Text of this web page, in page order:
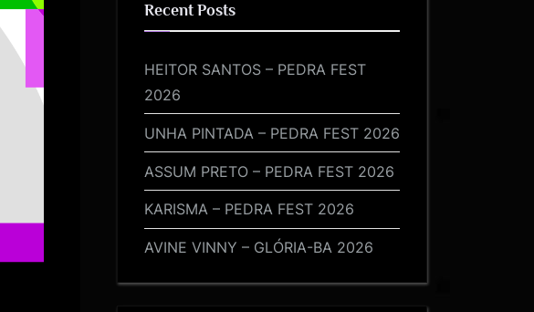
Recent Posts
HEITOR SANTOS – PEDRA FEST
2026
UNHA PINTADA – PEDRA FEST 2026
ASSUM PRETO – PEDRA FEST 2026
KARISMA – PEDRA FEST 2026
AVINE VINNY – GLÓRIA-BA 2026